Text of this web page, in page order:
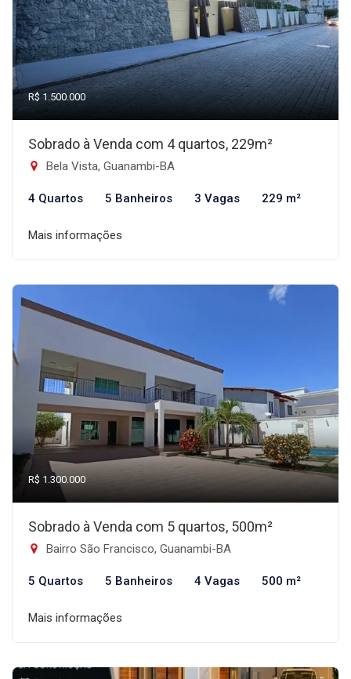
R$ 1.500.000
Sobrado à Venda com 4 quartos, 229m²
Bela Vista, Guanambi-BA
4 Quartos 5 Banheiros 3 Vagas 229 m²
Mais informações
R$ 1.300.000
Sobrado à Venda com 5 quartos, 500m²
Bairro São Francisco, Guanambi-BA
5 Quartos 5 Banheiros 4 Vagas 500 m²
Mais informações